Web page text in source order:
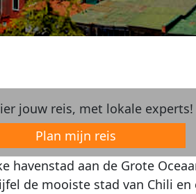
jouw reis, met lokale experts!
Plan mijn reis
havenstad aan de Grote
de mooiste stad van Chili